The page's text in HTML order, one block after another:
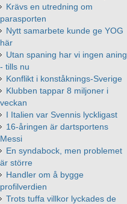
Krävs en utredning om
parasporten
Nytt samarbete kunde ge YOG
här
Utan spaning har vi ingen aning
- tills nu
Konflikt i konståknings-Sverige
Klubben tappar 8 miljoner i
veckan
I Italien var Svennis lyckligast
16-åringen är dartsportens
Messi
En syndabock, men problemet
är större
Handler om å bygge
profilverdien
Trots tuffa villkor lyckades de